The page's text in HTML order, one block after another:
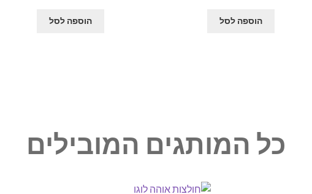
היה:
הוספה לסל
היה:
הוספה לסל
כל המותגים המובילים